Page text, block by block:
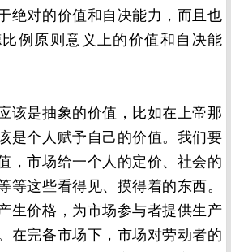
绝对的价值和自决能力，而且也
例原则意义上的价值和自决能
该是抽象的价值，比如在上帝那
是个人赋予自己的价值。我们要
，市场给一个人的定价、社会的
等这些看得见、摸得着的东西。
生价格，为市场参与者提供生产
在完备市场下，市场对劳动者的